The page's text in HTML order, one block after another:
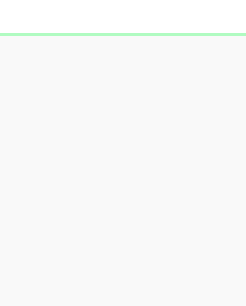
subpáginas
subpáginas
subpáginas
subpáginas
subpáginas